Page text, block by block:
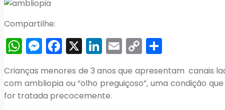
Compartilhe:
WhatsApp
Messenger
Facebook
X LinkedIn
Email
Copy
Link
Crianças menores de 3 anos que apresentam canais
com ambliopia ou “olho preguiçoso”, uma condição
for tratada precocemente.